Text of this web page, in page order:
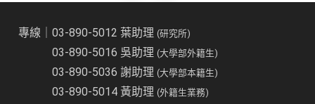
專線｜03-890-5012 葉助理(研究所)
03-890-5016 吳助理(大學部外籍生)
03-890-5036 謝助理(大學部本籍生)
03-890-5014 黃助理(外籍生業務)